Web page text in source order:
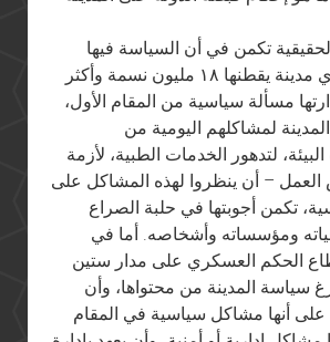
تكمن في أن السياسة فيها
تحولت لإدارة. فأي مدينة يقطنها ١٨ مليون نسمة وأكثر
مسألة سياسية من المقام الأول،
لمشاكلهم اليومية من
لتدهور الخدمات الطبية، لأزمة
– أن ينظروا لهذه المشاكل على
تكمن أجوبتها في حلبة الصراع
ومؤسساته وأشخاصه. أما في
الحكم العسكري على مدار ستين
سياسة المدينة من محتواها، وأن
على أنها مشاكل سياسية في المقام